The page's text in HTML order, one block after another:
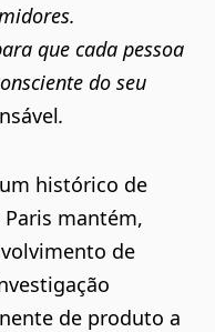
que cada pessoa
do seu
.
histórico de
Paris mantém,
de
de produto a